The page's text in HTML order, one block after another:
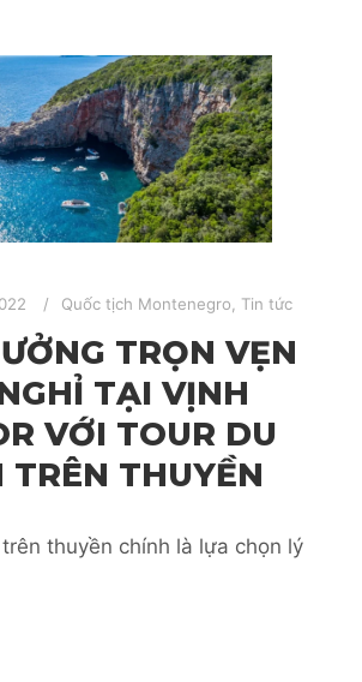
Quốc tịch Montenegro Tin tức
TRỌN VẸN
TẠI VỊNH
VỚI TOUR DU
TRÊN THUYỀN
thuyền chính là lựa chọn lý